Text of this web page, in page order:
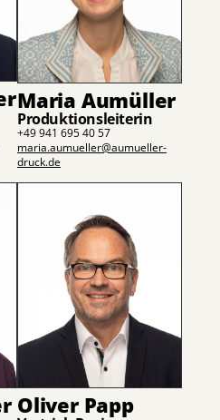
Maria Aumüller
Produktionsleiterin
+49 941 695 40 57
maria.aumueller@aumueller-
druck.de
Oliver Papp